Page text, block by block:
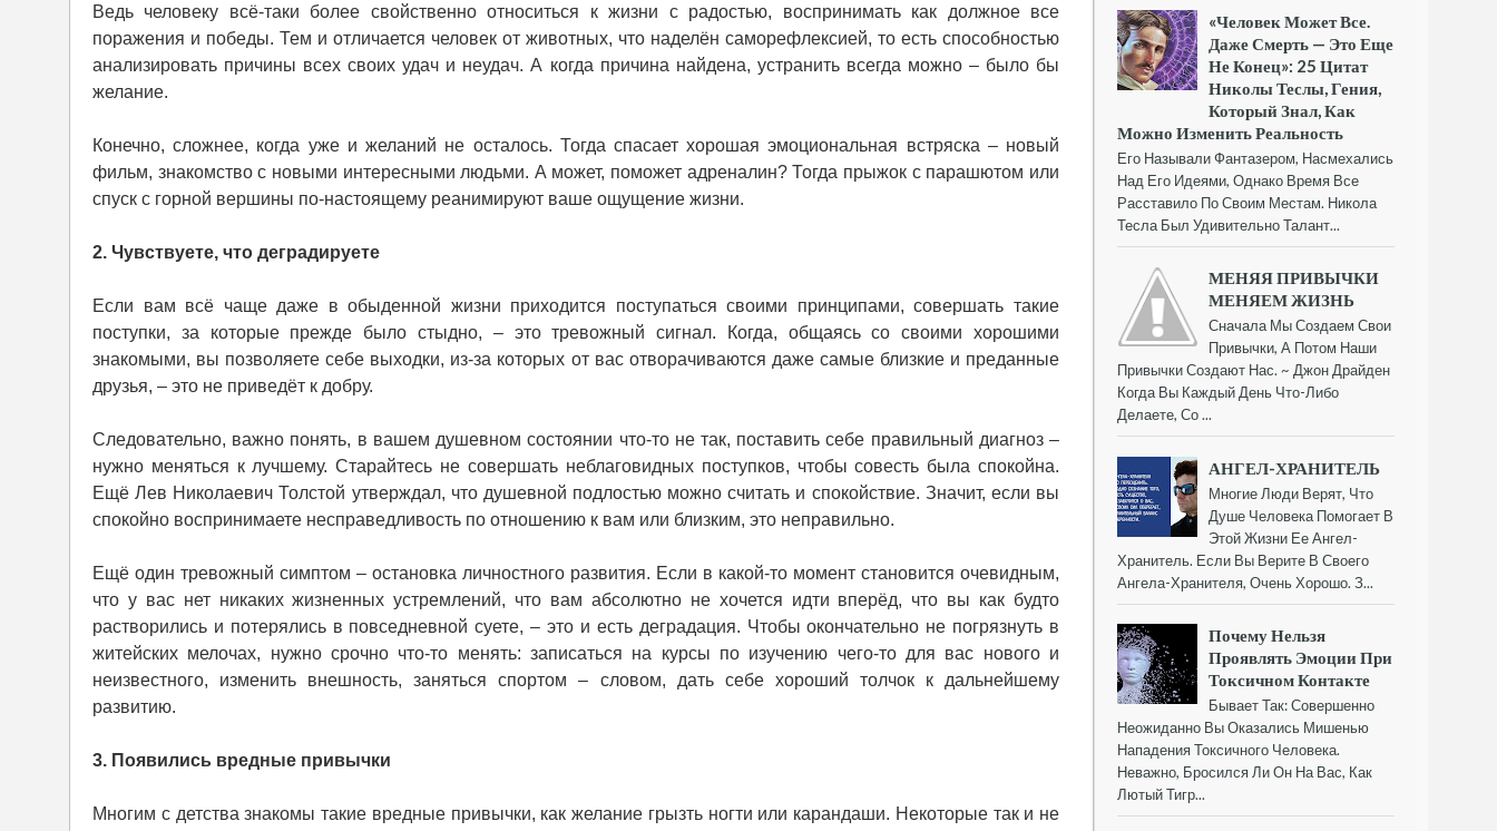
Ведь человеку всё-таки более свойственно относиться к жизни с радостью, воспринимать как должное все
поражения и победы. Тем и отличается человек от животных, что наделён саморефлексией, то есть способностью
анализировать причины всех своих удач и неудач. А когда причина найдена, устранить всегда можно – было бы
желание.
Конечно, сложнее, когда уже и желаний не осталось. Тогда спасает хорошая эмоциональная встряска – новый
фильм, знакомство с новыми интересными людьми. А может, поможет адреналин? Тогда прыжок с парашютом или
спуск с горной вершины по-настоящему реанимируют ваше ощущение жизни.
2. Чувствуете, что деградируете
Если вам всё чаще даже в обыденной жизни приходится поступаться своими принципами, совершать такие
поступки, за которые прежде было стыдно, – это тревожный сигнал. Когда, общаясь со своими хорошими
знакомыми, вы позволяете себе выходки, из-за которых от вас отворачиваются даже самые близкие и преданные
друзья, – это не приведёт к добру.
Следовательно, важно понять, в вашем душевном состоянии что-то не так, поставить себе правильный диагноз –
нужно меняться к лучшему. Старайтесь не совершать неблаговидных поступков, чтобы совесть была спокойна.
Ещё Лев Николаевич Толстой утверждал, что душевной подлостью можно считать и спокойствие. Значит, если вы
спокойно воспринимаете несправедливость по отношению к вам или близким, это неправильно.
Ещё один тревожный симптом – остановка личностного развития. Если в какой-то момент становится очевидным,
что у вас нет никаких жизненных устремлений, что вам абсолютно не хочется идти вперёд, что вы как будто
растворились и потерялись в повседневной суете, – это и есть деградация. Чтобы окончательно не погрязнуть в
житейских мелочах, нужно срочно что-то менять: записаться на курсы по изучению чего-то для вас нового и
неизвестного, изменить внешность, заняться спортом – словом, дать себе хороший толчок к дальнейшему
развитию.
3. Появились вредные привычки
Многим с детства знакомы такие вредные привычки, как желание грызть ногти или карандаши. Некоторые так и не
«Человек Может Все.
Даже Смерть — Это Еще
Не Конец»: 25 Цитат
Николы Теслы, Гения,
Который Знал, Как
Можно Изменить Реальность
Его Называли Фантазером, Насмехались
Над Его Идеями, Однако Время Все
Расставило По Своим Местам. Никола
Тесла Был Удивительно Талант...
МЕНЯЯ ПРИВЫЧКИ
МЕНЯЕМ ЖИЗНЬ
Сначала Мы Создаем Свои
Привычки, А Потом Наши
Привычки Создают Нас. ~ Джон Драйден
Когда Вы Каждый День Что-Либо
Делаете, Со ...
АНГЕЛ-ХРАНИТЕЛЬ
Многие Люди Верят, Что
Душе Человека Помогает В
Этой Жизни Ее Ангел-
Хранитель. Если Вы Верите В Своего
Ангела-Хранителя, Очень Хорошо. З...
Почему Нельзя
Проявлять Эмоции При
Токсичном Контакте
Бывает Так: Совершенно
Неожиданно Вы Оказались Мишенью
Нападения Токсичного Человека.
Неважно, Бросился Ли Он На Вас, Как
Лютый Тигр...